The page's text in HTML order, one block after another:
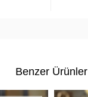
Benzer Ürünler